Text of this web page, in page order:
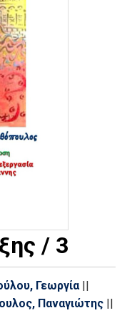
/ 3
Γεωργία ||
Παναγιώτης ||